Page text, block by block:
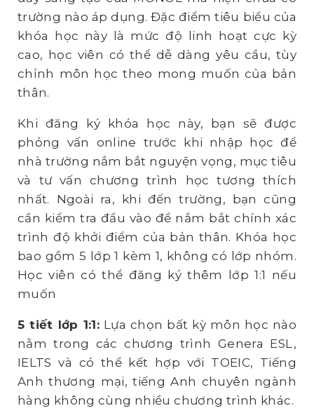
trường nào áp dụng. Đặc điểm tiêu biểu của
khóa học này là mức độ linh hoạt cực kỳ
cao, học viên có thể dễ dàng yêu cầu, tùy
chỉnh môn học theo mong muốn của bản
thân.
Khi đăng ký khóa học này, bạn sẽ được
phỏng vấn online trước khi nhập học để
nhà trường nắm bắt nguyện vọng, mục tiêu
và tư vấn chương trình học tương thích
nhất. Ngoài ra, khi đến trường, bạn cũng
cần kiểm tra đầu vào để nắm bắt chính xác
trình độ khởi điểm của bản thân. Khóa học
bao gồm 5 lớp 1 kèm 1, không có lớp nhóm.
Học viên có thể đăng ký thêm lớp 1:1 nếu
muốn
5 tiết lớp 1:1: Lựa chọn bất kỳ môn học nào
nằm trong các chương trình Genera ESL,
IELTS và có thể kết hợp với TOEIC, Tiếng
Anh thương mại, tiếng Anh chuyên ngành
hàng không cùng nhiều chương trình khác.